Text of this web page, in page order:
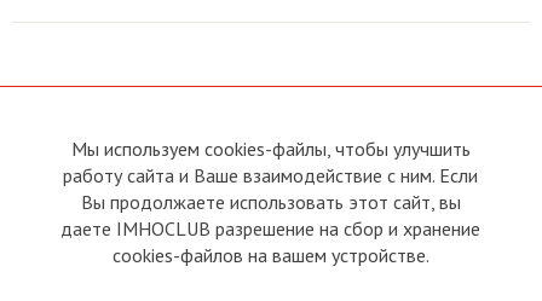
О сайте
Условия пользования
Политика конфиденциальности
Прямая связь с
Председателем
Прямая связь c членами клуба
Реклама
Контакты
Мы используем cookies-файлы, чтобы улучшить
работу сайта и Ваше взаимодействие с ним. Если
Вы продолжаете использовать этот сайт, вы
даете IMHOCLUB разрешение на сбор и хранение
cookies-файлов на вашем устройстве.